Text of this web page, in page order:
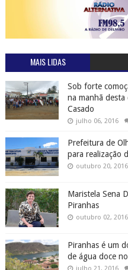
MAIS LIDAS
Sob forte
na manhã
Casado
julho 06, 2016
Prefeitura de
para realização
outubro 20, 2016
Maristela Sena
Piranhas
outubro 02, 2016
Piranhas é um
de água doce no